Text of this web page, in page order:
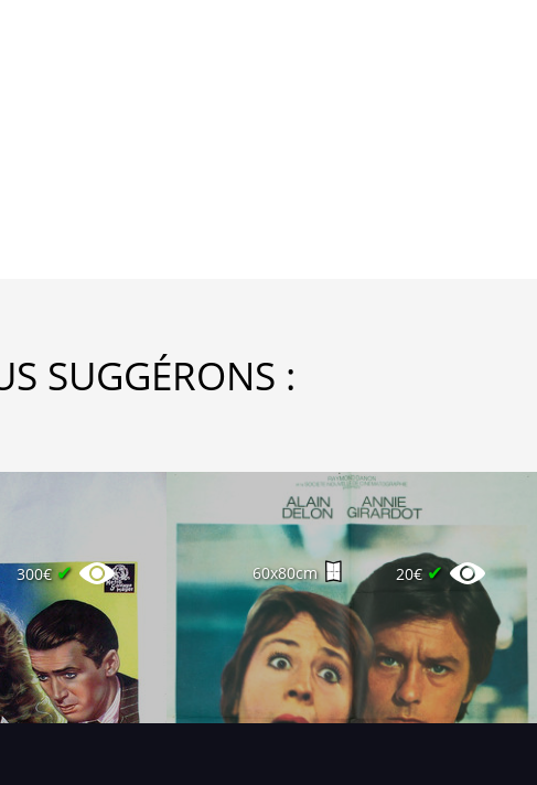
SUGGÉRONS :
300€ ✔ 60x80cm 20€ ✔